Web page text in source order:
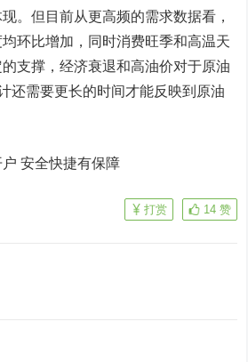
。但目前从更高频的需求数据看，
环比增加，同时消费旺季和高温天
支撑，经济衰退和高油价对于原油
还需要更长的时间才能反映到原油
安全快捷有保障
14 赞
打赏